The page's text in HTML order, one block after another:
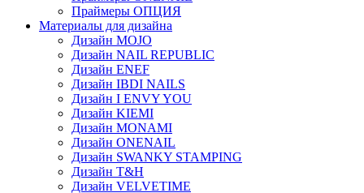
Праймеры ОПЦИЯ
Материалы для дизайна
Дизайн MOJO
Дизайн NAIL REPUBLIC
Дизайн ENEF
Дизайн IBDI NAILS
Дизайн I ENVY YOU
Дизайн KIEMI
Дизайн MONAMI
Дизайн ONENAIL
Дизайн SWANKY STAMPING
Дизайн T&H
Дизайн VELVETIME